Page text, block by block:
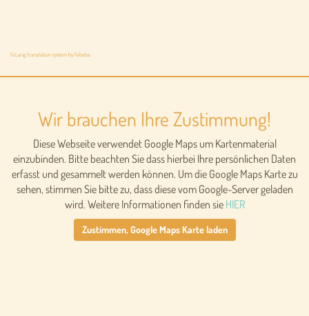
FaLang translation system by Faboba
Wir brauchen Ihre Zustimmung!
Diese Webseite verwendet Google Maps um Kartenmaterial
einzubinden. Bitte beachten Sie dass hierbei Ihre persönlichen Daten
erfasst und gesammelt werden können. Um die Google Maps Karte zu
sehen, stimmen Sie bitte zu, dass diese vom Google-Server geladen
wird. Weitere Informationen finden sie HIER